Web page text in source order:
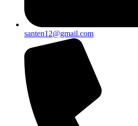
santen12@gmail.com